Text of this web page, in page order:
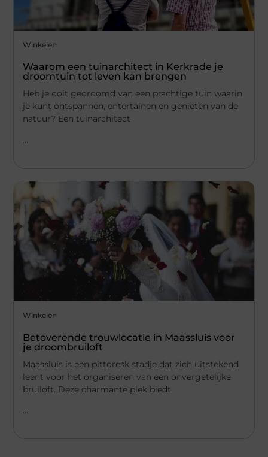
Winkelen
Waarom een tuinarchitect in Kerkrade je
droomtuin tot leven kan brengen
Heb je ooit gedroomd van een prachtige tuin waarin
je kunt ontspannen, entertainen en genieten van de
natuur? Een tuinarchitect
...
Winkelen
Betoverende trouwlocatie in Maassluis voor
je droombruiloft
Maassluis is een pittoresk stadje dat zich uitstekend
leent voor het organiseren van een onvergetelijke
bruiloft. Deze charmante plek biedt
...